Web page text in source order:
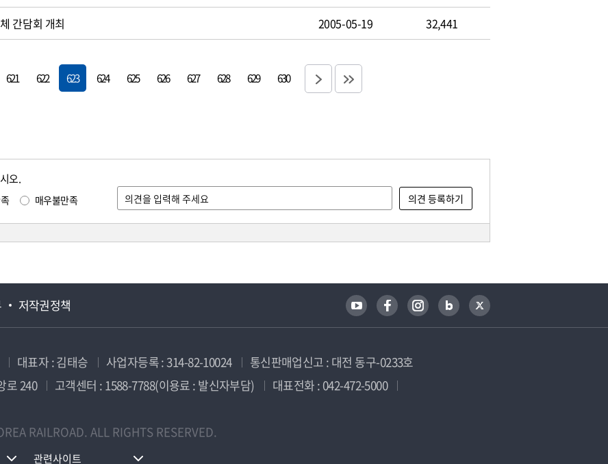
간담회 개최 2005-05-19 32,441
621 622 623 624 625 626 627 628 629 630
오.
매우불만족
저작권정책
대표자 : 김태승 사업자등록 : 314-82-10024
통신판매업신고 : 대전 동구-0233호
로 240
고객센터 : 1588-7788(이용료 : 발신자부담)
대표전화 : 042-472-5000
RAILROAD. ALL RIGHTS RESERVED.
관련사이트